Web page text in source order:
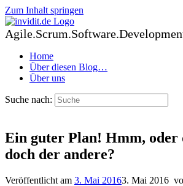
Zum Inhalt springen
Home
Über diesen Blog…
Über uns
Suche nach:
Ein guter Plan! Hmm, oder
doch der andere?
Veröffentlicht am 3. Mai 20163. Mai 2016